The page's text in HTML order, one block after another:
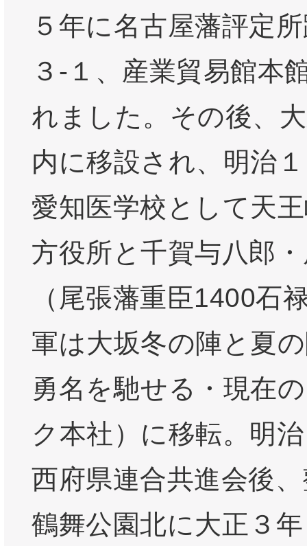
５年に名古屋藩評定
３-１、産業貿易館本
れました。その後、
内に移設され、明治
愛知医学校として天
方役所と千賀与八郎
（尾張藩重臣1400石
軍は大坂冬の陣と夏
勇名を馳せる・現在
ク本社）に移転。明
西府県連合共進会後
鶴舞公園北に大正３